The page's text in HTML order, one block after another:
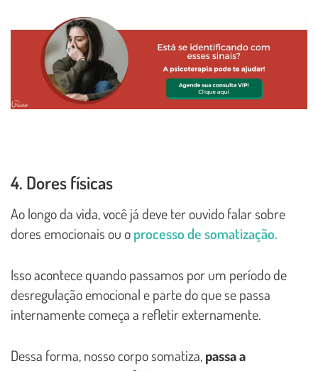
4. Dores físicas
Ao longo da vida, você já deve ter ouvido falar sobre
dores emocionais ou oprocesso de somatização.
Isso acontece quando passamos por um período de
desregulação emocional e parte do que se passa
internamente começa a refletir externamente.
Dessa forma, nosso corpo somatiza,passa a